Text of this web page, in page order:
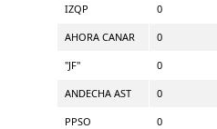
IZQP 0
AHORA CANAR 0
"JF" 0
ANDECHA AST 0
PPSO 0